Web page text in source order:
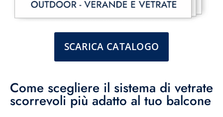
SCARICA CATALOGO
Come scegliere il sistema di vetrate
scorrevoli più adatto al tuo balcone